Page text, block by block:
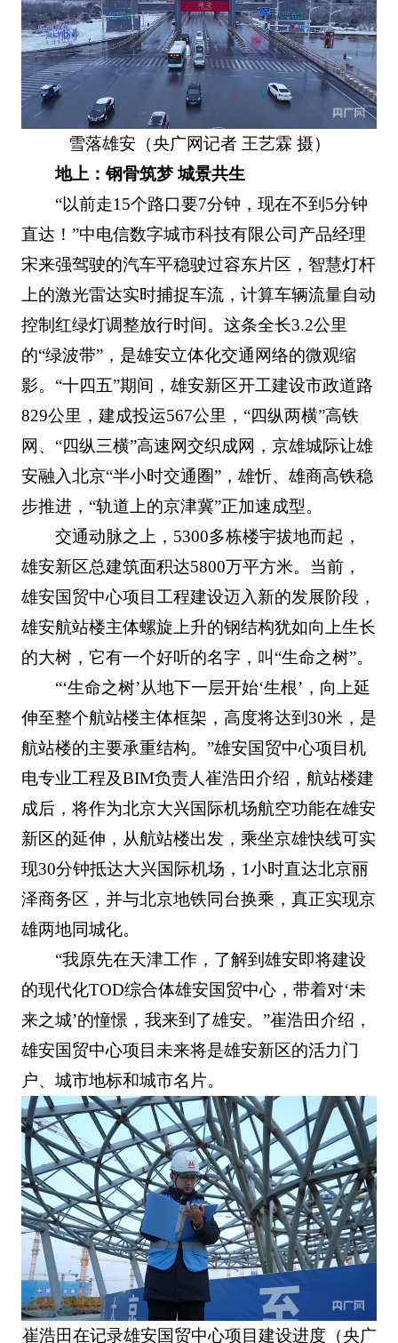
雪落雄安（央广网记者 王艺霖 摄）
地上：钢骨筑梦 城景共生
“以前走15个路口要7分钟，现在不到5分钟
直达！”中电信数字城市科技有限公司产品经理
宋来强驾驶的汽车平稳驶过容东片区，智慧灯杆
上的激光雷达实时捕捉车流，计算车辆流量自动
控制红绿灯调整放行时间。这条全长3.2公里
的“绿波带”，是雄安立体化交通网络的微观缩
影。“十四五”期间，雄安新区开工建设市政道路
829公里，建成投运567公里，“四纵两横”高铁
网、“四纵三横”高速网交织成网，京雄城际让雄
安融入北京“半小时交通圈”，雄忻、雄商高铁稳
步推进，“轨道上的京津冀”正加速成型。
交通动脉之上，5300多栋楼宇拔地而起，
雄安新区总建筑面积达5800万平方米。当前，
雄安国贸中心项目工程建设迈入新的发展阶段，
雄安航站楼主体螺旋上升的钢结构犹如向上生长
的大树，它有一个好听的名字，叫“生命之树”。
“‘生命之树’从地下一层开始‘生根’，向上延
伸至整个航站楼主体框架，高度将达到30米，是
航站楼的主要承重结构。”雄安国贸中心项目机
电专业工程及BIM负责人崔浩田介绍，航站楼建
成后，将作为北京大兴国际机场航空功能在雄安
新区的延伸，从航站楼出发，乘坐京雄快线可实
现30分钟抵达大兴国际机场，1小时直达北京丽
泽商务区，并与北京地铁同台换乘，真正实现京
雄两地同城化。
“我原先在天津工作，了解到雄安即将建设
的现代化TOD综合体雄安国贸中心，带着对‘未
来之城’的憧憬，我来到了雄安。”崔浩田介绍，
雄安国贸中心项目未来将是雄安新区的活力门
户、城市地标和城市名片。
崔浩田在记录雄安国贸中心项目建设进度（央广